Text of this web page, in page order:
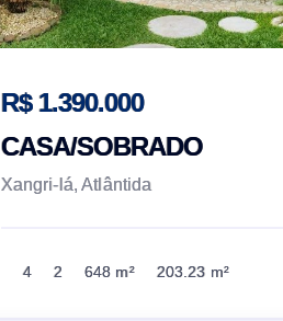
R$ 1.390.000
CASA/SOBRADO
Xangri-lá, Atlântida
4 2 648 m² 203.23 m²